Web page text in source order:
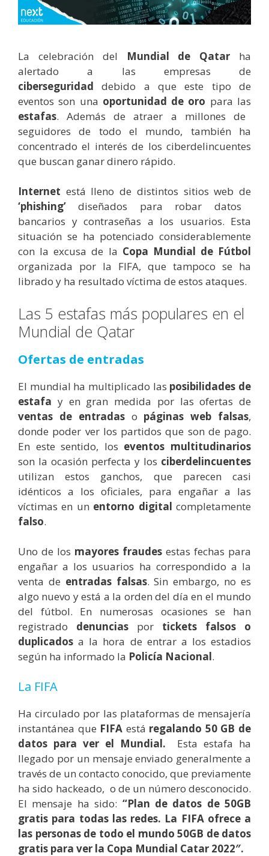
La celebración del Mundial de Qatar ha
alertado a las empresas de
ciberseguridad debido a que este tipo de
eventos son una oportunidad de oro para las
estafas. Además de atraer a millones de
seguidores de todo el mundo, también ha
concentrado el interés de los ciberdelincuentes
que buscan ganar dinero rápido.
Internet está lleno de distintos sitios web de
‘phishing’ diseñados para robar datos
bancarios y contraseñas a los usuarios. Esta
situación se ha potenciado considerablemente
con la excusa de la Copa Mundial de Fútbol
organizada por la FIFA, que tampoco se ha
librado y ha resultado víctima de estos ataques.
Las 5 estafas más populares en el
Mundial de Qatar
Ofertas de entradas
El mundial ha multiplicado las posibilidades de
estafa y en gran medida por las ofertas de
ventas de entradaso páginas web falsas,
donde poder ver los partidos que son de pago.
En este sentido, los eventos multitudinarios
son la ocasión perfecta y los ciberdelincuentes
utilizan estos ganchos, que parecen casi
idénticos a los oficiales, para engañar a las
víctimas en un entorno digital completamente
falso.
Uno de los mayores fraudes estas fechas para
engañar a los usuarios ha correspondido a la
venta de entradas falsas. Sin embargo, no es
algo nuevo y está a la orden del día en el mundo
del fútbol. En numerosas ocasiones se han
registrado denuncias por tickets falsos o
duplicados a la hora de entrar a los estadios
según ha informado la Policía Nacional.
La FIFA
Ha circulado por las plataformas de mensajería
instantánea que FIFA está regalando 50 GB de
datos para ver el Mundial.
Esta estafa ha
llegado por un mensaje enviado generalmente a
través de un contacto conocido, que previamente
ha sido hackeado, o de un número desconocido.
El mensaje ha sido: “Plan de datos de 50GB
gratis para todas las redes. La FIFA ofrece a
las personas de todo el mundo 50GB de datos
gratis para ver la Copa Mundial Catar 2022″.